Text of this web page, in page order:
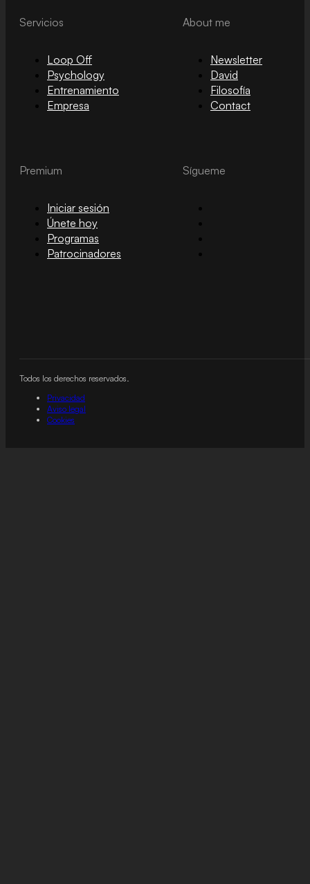
Servicios
Loop Off
Psychology
Entrenamiento
Empresa
About me
Newsletter
David
Filosofía
Contact
Premium
Iniciar sesión
Únete hoy
Programas
Patrocinadores
Sígueme
Todos los derechos reservados.
Privacidad
Aviso legal
Cookies